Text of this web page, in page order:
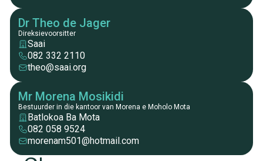
Dr Theo de Jager
Direksievoorsitter
Saai
082 332 2110
theo@saai.org
Mr Morena Mosikidi
Bestuurder in die kantoor van Morena e Moholo Mota
Batlokoa Ba Mota
082 058 9524
morenam501@hotmail.com